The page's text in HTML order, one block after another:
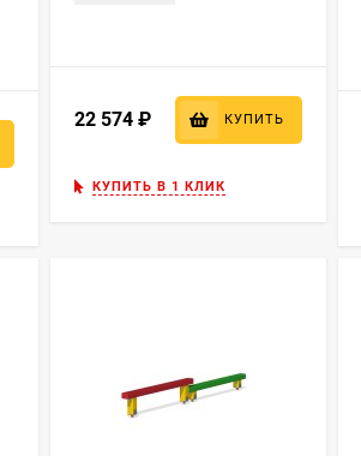
22 574 ₽ КУПИТЬ
КУПИТЬ В 1 КЛИК